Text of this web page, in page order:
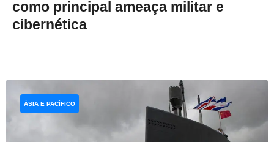
como principal ameaça militar e
cibernética
ÁSIA E PACÍFICO